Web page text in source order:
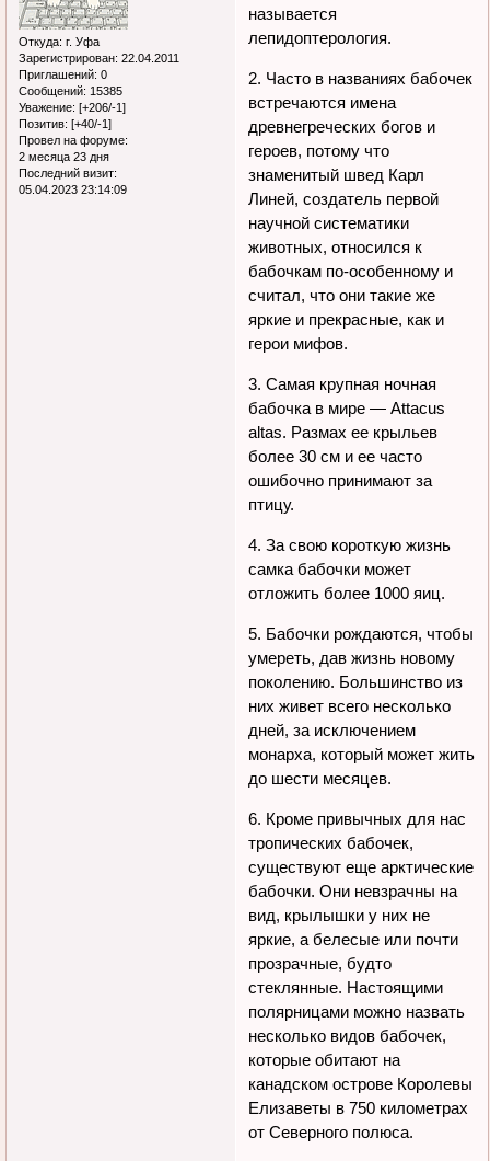
Откуда: г. Уфа
Зарегистрирован: 22.04.2011
Приглашений: 0
Сообщений: 15385
Уважение: [+206/-1]
Позитив: [+40/-1]
Провел на форуме:
2 месяца 23 дня
Последний визит:
05.04.2023 23:14:09
называется
лепидоптерология.
2. Часто в названиях бабочек
встречаются имена
древнегреческих богов и
героев, потому что
знаменитый швед Карл
Линей, создатель первой
научной систематики
животных, относился к
бабочкам по-особенному и
считал, что они такие же
яркие и прекрасные, как и
герои мифов.
3. Самая крупная ночная
бабочка в мире — Attacus
altas. Размах ее крыльев
более 30 см и ее часто
ошибочно принимают за
птицу.
4. За свою короткую жизнь
самка бабочки может
отложить более 1000 яиц.
5. Бабочки рождаются, чтобы
умереть, дав жизнь новому
поколению. Большинство из
них живет всего несколько
дней, за исключением
монарха, который может жить
до шести месяцев.
6. Кроме привычных для нас
тропических бабочек,
существуют еще арктические
бабочки. Они невзрачны на
вид, крылышки у них не
яркие, а белесые или почти
прозрачные, будто
стеклянные. Настоящими
полярницами можно назвать
несколько видов бабочек,
которые обитают на
канадском острове Королевы
Елизаветы в 750 километрах
от Северного полюса.